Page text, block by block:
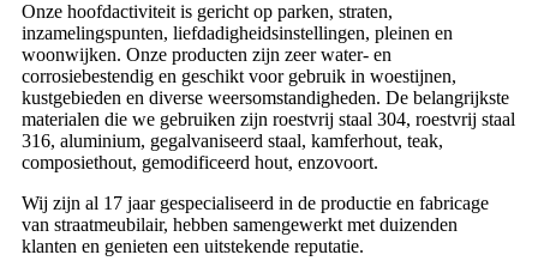
Onze hoofdactiviteit is gericht op parken, straten,
inzamelingspunten, liefdadigheidsinstellingen, pleinen en
woonwijken. Onze producten zijn zeer water- en
corrosiebestendig en geschikt voor gebruik in woestijnen,
kustgebieden en diverse weersomstandigheden. De belangrijkste
materialen die we gebruiken zijn roestvrij staal 304, roestvrij staal
316, aluminium, gegalvaniseerd staal, kamferhout, teak,
composiethout, gemodificeerd hout, enzovoort.
Wij zijn al 17 jaar gespecialiseerd in de productie en fabricage
van straatmeubilair, hebben samengewerkt met duizenden
klanten en genieten een uitstekende reputatie.